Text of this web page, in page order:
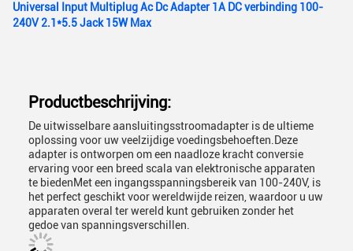
Universal Input Multiplug Ac Dc Adapter 1A DC verbinding 100-
240V 2.1*5.5 Jack 15W Max
Productbeschrijving:
De uitwisselbare aansluitingsstroomadapter is de ultieme
oplossing voor uw veelzijdige voedingsbehoeften.Deze
adapter is ontworpen om een naadloze kracht conversie
ervaring voor een breed scala van elektronische apparaten
te biedenMet een ingangsspanningsbereik van 100-240V, is
het perfect geschikt voor wereldwijde reizen, waardoor u uw
apparaten overal ter wereld kunt gebruiken zonder het
gedoe van spanningsverschillen.